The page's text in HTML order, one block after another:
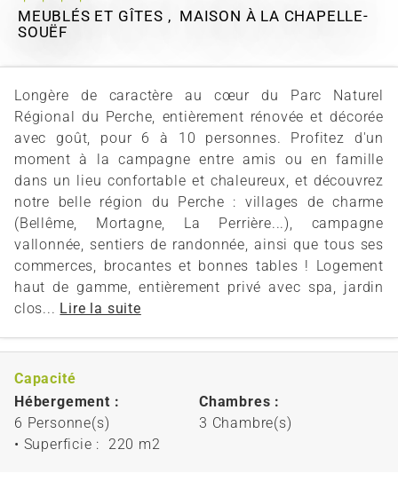
MEUBLÉS ET GÎTES , MAISON À LA CHAPELLE-
SOUËF
Longère de caractère au cœur du Parc Naturel
Régional du Perche, entièrement rénovée et décorée
avec goût, pour 6 à 10 personnes. Profitez d'un
moment à la campagne entre amis ou en famille
dans un lieu confortable et chaleureux, et découvrez
notre belle région du Perche : villages de charme
(Bellême, Mortagne, La Perrière...), campagne
vallonnée, sentiers de randonnée, ainsi que tous ses
commerces, brocantes et bonnes tables ! Logement
haut de gamme, entièrement privé avec spa, jardin
clos... Lire la suite
Capacité
Hébergement :
6 Personne(s)
• Superficie :
220 m2
Chambres :
3 Chambre(s)